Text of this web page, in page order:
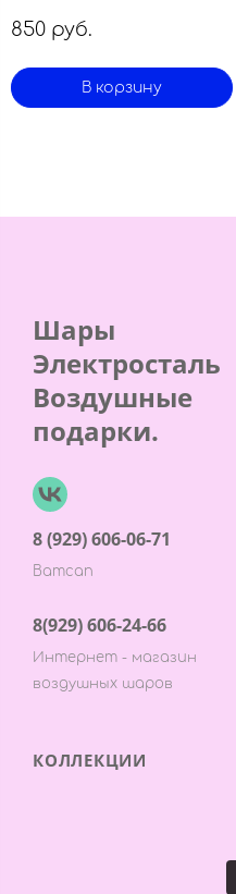
850 руб.
В корзину
Шары
Электросталь
Воздушные
подарки.
8 (929) 606-06-71
Ватсап
8(929) 606-24-66
Интернет - магазин
воздушных шаров
КОЛЛЕКЦИИ